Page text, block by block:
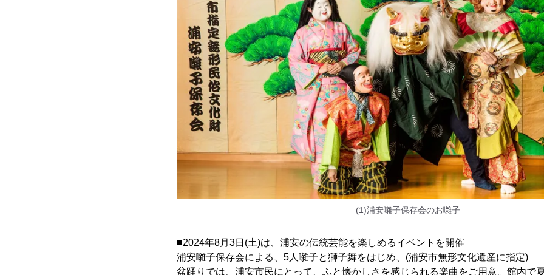
(1)浦安囃子保存会のお囃子
■2024年8月3日(土)は、浦安の伝統芸能を楽しめるイベントを開催
浦安囃子保存会による、5人囃子と獅子舞をはじめ、(浦安市無形文化遺産に指定)
盆踊りでは、浦安市民にとって、ふと懐かしさを感じられる楽曲をご用意。館内で